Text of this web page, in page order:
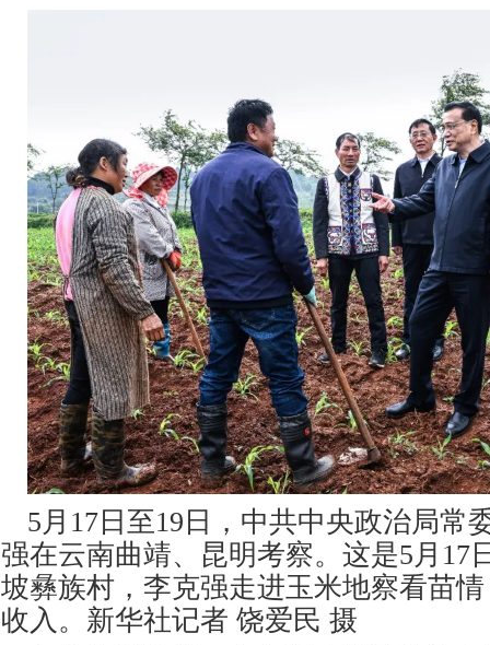
5 月17日至19日，中共中央政治局常
强在云南曲靖、昆明考察。这是5月17
坡彝族村，李克强走进玉米地察看苗
收入。新华社记者 饶爱民 摄